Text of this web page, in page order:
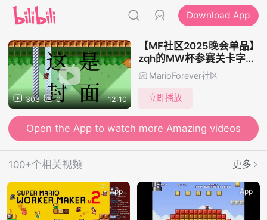
Download App
303 0 12:10
【MF社区2025晚会单品】
zqh的MW杯参赛关卡字幕
解说（后续）
MarioForever社区
立即播放
Open the App to watch more Amazing videos
100+个相关视频 更多
App App